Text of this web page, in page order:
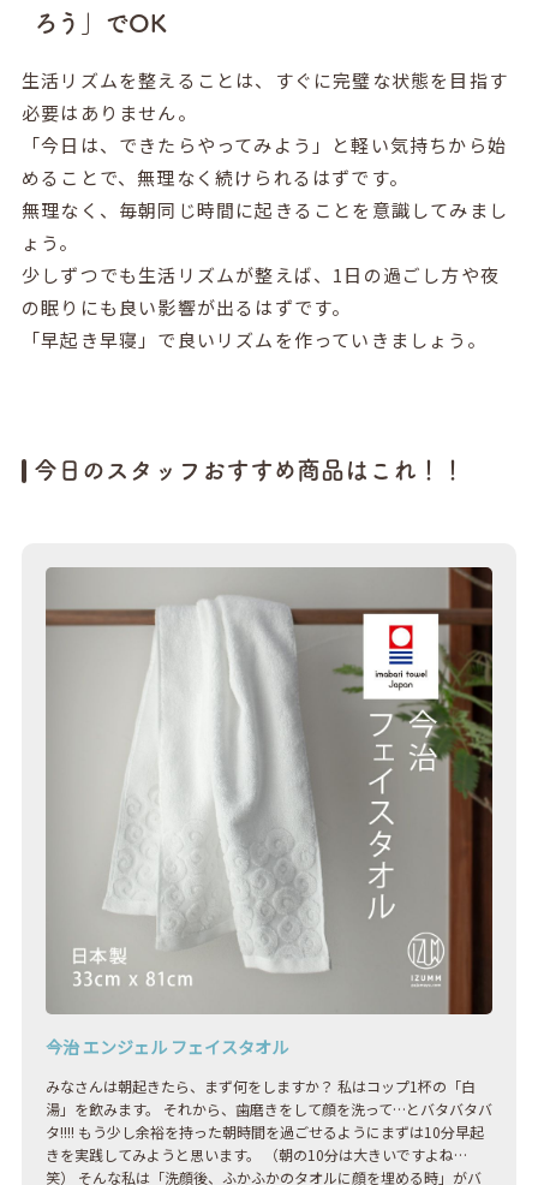
ろう」でOK
生活リズムを整えることは、すぐに完璧な状態を目指す
必要はありません。
「今日は、できたらやってみよう」と軽い気持ちから始
めることで、無理なく続けられるはずです。
無理なく、毎朝同じ時間に起きることを意識してみまし
ょう。
少しずつでも生活リズムが整えば、1日の過ごし方や夜
の眠りにも良い影響が出るはずです。
「早起き早寝」で良いリズムを作っていきましょう。
今日のスタッフおすすめ商品はこれ！！
今治 エンジェル フェイスタオル
みなさんは朝起きたら、まず何をしますか？ 私はコップ1杯の「白
湯」を飲みます。 それから、歯磨きをして顔を洗って…とバタバタバ
タ!!!! もう少し余裕を持った朝時間を過ごせるようにまずは10分早起
きを実践してみようと思います。 （朝の10分は大きいですよね…
笑） そんな私は「洗顔後、ふかふかのタオルに顔を埋める時」がバ